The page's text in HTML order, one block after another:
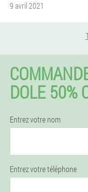
9 avril 2021
DOLE 50%
Entrez votre nom
Entrez votre téléphone